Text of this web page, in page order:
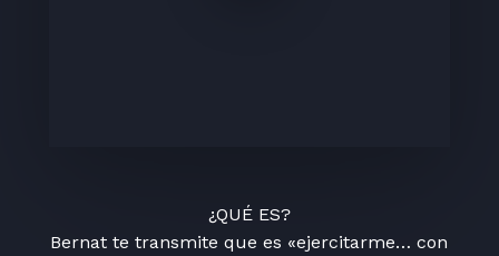
¿QUÉ ES?
Bernat te transmite que es «ejercitarme… con